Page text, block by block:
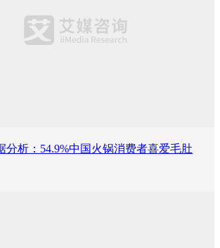
分析：54.9%中国火锅消费者喜爱毛肚